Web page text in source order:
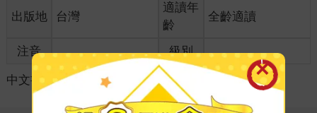
出版地 台灣
適讀年
齡
全齡適讀
注音 級別
中文書 ＞ 心理勵志 人性/人際 說話/溝通